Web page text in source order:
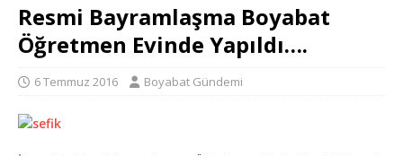
Resmi Bayramlaşma Boyabat
Öğretmen Evinde Yapıldı….
6 Temmuz 2016 Boyabat Gündemi